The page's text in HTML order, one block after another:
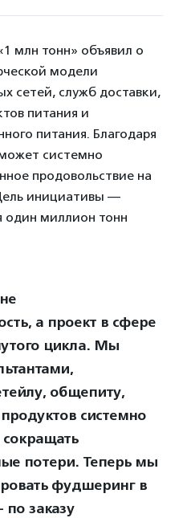
млн тонн» объявил о
модели
сетей, служб доставки,
питания и
питания. Благодаря
системно
продовольствие на
инициативы —
миллион тонн
а проект в сфере
цикла. Мы
общепиту,
системно
потери. Теперь мы
фудшеринг в
заказу